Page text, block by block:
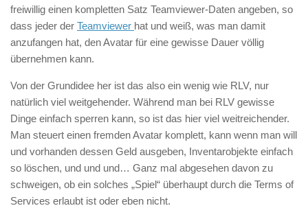
freiwillig einen kompletten Satz Teamviewer-Daten angeben, so
dass jeder der Teamviewer hat und weiß, was man damit
anzufangen hat, den Avatar für eine gewisse Dauer völlig
übernehmen kann.
Von der Grundidee her ist das also ein wenig wie RLV, nur
natürlich viel weitgehender. Während man bei RLV gewisse
Dinge einfach sperren kann, so ist das hier viel weitreichender.
Man steuert einen fremden Avatar komplett, kann wenn man will
und vorhanden dessen Geld ausgeben, Inventarobjekte einfach
so löschen, und und und… Ganz mal abgesehen davon zu
schweigen, ob ein solches „Spiel“ überhaupt durch die Terms of
Services erlaubt ist oder eben nicht.